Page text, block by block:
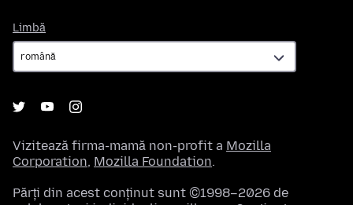
Limbă
Vizitează firma-mamă non-profit a Mozilla
Corporation, Mozilla Foundation.
Părți din acest conținut sunt ©1998–2026 de